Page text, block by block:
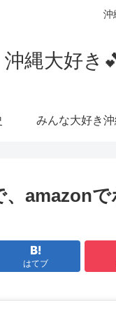
沖
沖縄大好き
みんな大好き
amazon
はてブ